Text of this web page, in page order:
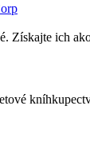
Získajte ich